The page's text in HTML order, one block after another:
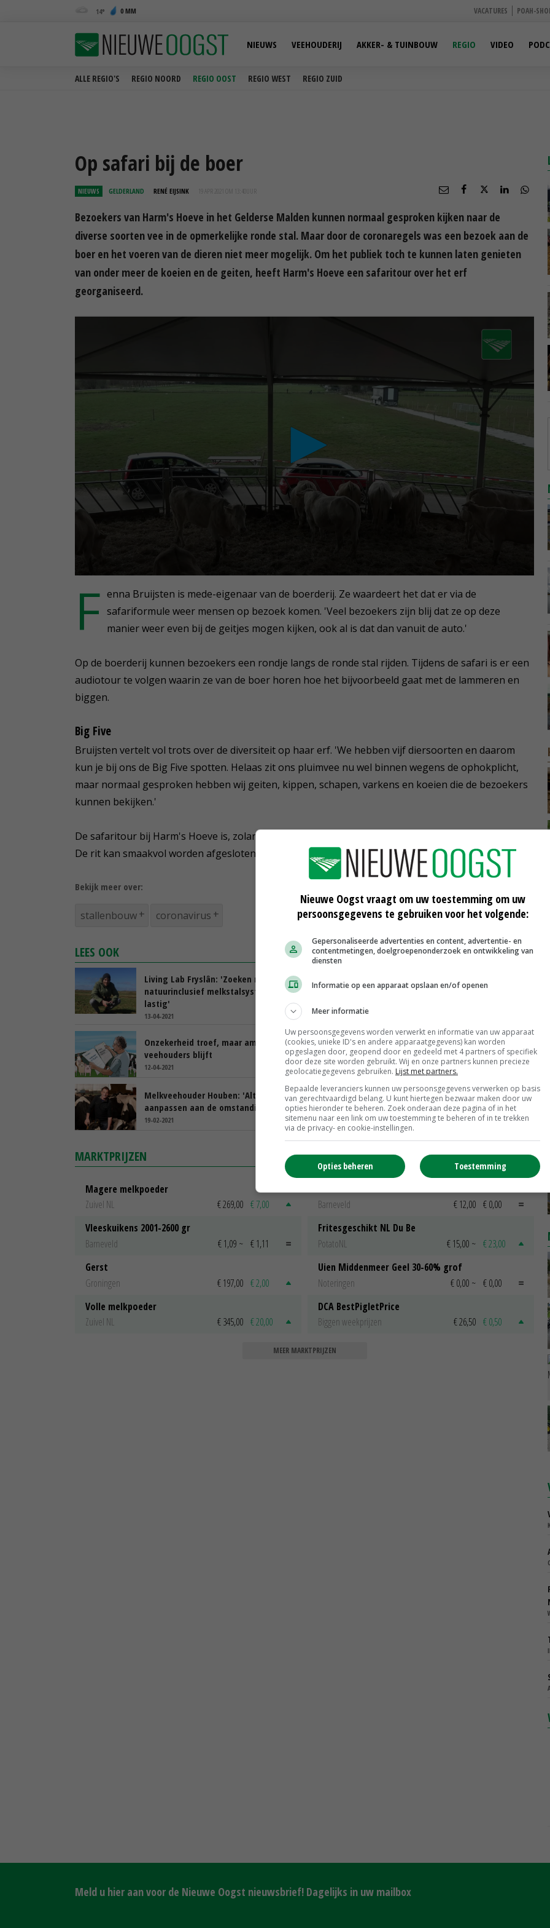
14 0 MM VACATURES POAH-
ALLE REGIO'S REGIO NOORD REGIO OOST REGIO WEST REGIO ZUID
NIEUWS VEEHOUDERIJ AKKER- & TUINBOUW REGIO VIDEO
Op safari bij de boer
NIEUWS GELDERLAND RENÉ EIJSINK 19 APR 2021 OM 13:40
Bezoekers van Harm's Hoeve in het Gelderse Malden kunnen normaal gesproken kijken naar de
diverse soorten vee in de opmerkelijke ronde stal. Maar door de coronaregels was een bezoek aan de
boer en het voeren van de dieren niet meer mogelijk. Om het publiek toch te kunnen laten genieten
van onder meer de koeien en de geiten, heeft Harm's Hoeve een safaritour over het erf
georganiseerd.
37
F enna Bruijsten is mede-eigenaar van de boerderij. Ze waardeert het dat er via de
safariformule weer mensen op bezoek komen. 'Veel bezoekers zijn blij dat ze op deze
manier weer even bij de geitjes mogen kijken, ook al is dat dan vanuit de auto.'
Op de boerderij kunnen bezoekers een rondje langs de ronde stal rijden. Tijdens de safari is er een
audiotour te volgen waarin ze van de boer horen hoe het bijvoorbeeld gaat met de lammeren en
biggen.
Big Five
Bruijsten vertelt vol trots over de diversiteit op haar erf. 'We hebben vijf diersoorten en daarom
kun je bij ons de Big Five spotten. Helaas zit ons pluimvee nu wel binnen wegens de ophokplicht,
maar normaal gesproken hebben wij geiten, kippen, schapen, varkens en koeien die de bezoekers
kunnen bekijken.'
De safaritour bij Harm's Hoeve is, zolang de huidige coronaregels gelden, ieder weekend te rijden.
De rit kan smaakvol worden afgesloten met een wafel vol aardbeien en slagroom.
Bekijk meer over:
stallenbouw coronavirus
LEES OOK
Living Lab Fryslân: 'Zoeken naar
natuurinclusief melkstalsysteem
lastig'
13-04-2021
stalvloer en mestopslag
Onzekerheid troef, maar ambitie bij
veehouders blijft
12-04-2021
Pluimveebedrijf Beek in Barnveld
bouwt voor drie sterren
26-03-2021
Melkveehouder Houben: 'Altijd
aanpassen aan de omstandigheden'
19-02-2021
Europees Hof van Justitie: 'Te weinig
inspraak bij vergunningen'
15-01-2021
MARKTPRIJZEN
Magere melkpoeder
Zuivel NL
€ 269,00 € 7,00
Vleeskuikens 2001-2600 gr
Barneveld
€ 1,09 ~ € 1,11
Gerst
Groningen
€ 197,00 € 2,00
Volle melkpoeder
Zuivel NL
€ 345,00 € 20,00
Scharreleieren maat 59
Barneveld
€ 12,00 € 0,00
Fritesgeschikt NL Du Be
PotatoNL
€ 15,00 ~ € 23,00
Uien Middenmeer Geel 30-60% grof
Noteringen
€ 0,00 ~ € 0,00
DCA BestPigletPrice
Biggen weekprijzen
€ 26,50 € 0,50
MEER MARKTPRIJZEN
Meld u hier aan voor de Nieuwe Oogst nieuwsbrief! Dagelijks in uw mailbox
Nieuwe Oogst vraagt om uw toestemming om uw
persoonsgegevens te gebruiken voor het volgende:
Gepersonaliseerde advertenties en content, advertentie- en
contentmetingen, doelgroepenonderzoek en ontwikkeling van
diensten
Informatie op een apparaat opslaan en/of openen
Meer informatie
Uw persoonsgegevens worden verwerkt en informatie van uw apparaat
(cookies, unieke ID's en andere apparaatgegevens) kan worden
opgeslagen door, geopend door en gedeeld met 4 partners of specifiek
door deze site worden gebruikt. Wij en onze partners kunnen precieze
geolocatiegegevens gebruiken. Lijst met partners.
Bepaalde leveranciers kunnen uw persoonsgegevens verwerken op basis
van gerechtvaardigd belang. U kunt hiertegen bezwaar maken door uw
opties hieronder te beheren. Zoek onderaan deze pagina of in het
sitemenu naar een link om uw toestemming te beheren of in te trekken
via de privacy- en cookie-instellingen.
Toestemming
Opties beheren